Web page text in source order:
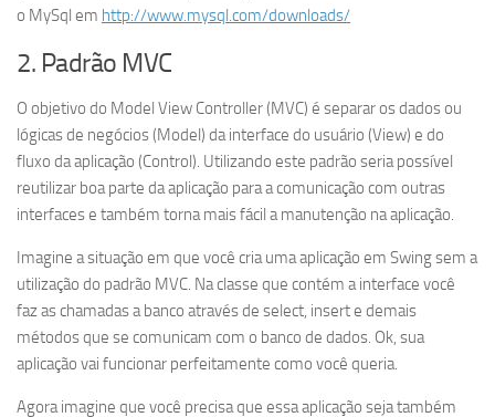
o MySql em http://www.mysql.com/downloads/
2. Padrão MVC
O objetivo do Model View Controller (MVC) é separar os dados ou
lógicas de negócios (Model) da interface do usuário (View) e do
fluxo da aplicação (Control). Utilizando este padrão seria possível
reutilizar boa parte da aplicação para a comunicação com outras
interfaces e também torna mais fácil a manutenção na aplicação.
Imagine a situação em que você cria uma aplicação em Swing sem a
utilização do padrão MVC. Na classe que contém a interface você
faz as chamadas a banco através de select, insert e demais
métodos que se comunicam com o banco de dados. Ok, sua
aplicação vai funcionar perfeitamente como você queria.
Agora imagine que você precisa que essa aplicação seja também